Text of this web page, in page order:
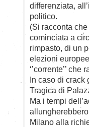
differenziata,
politico.
(Si racconta
cominciata a
rimpasto, di un
elezioni
‘’corrente’’
In caso di crack
Tragica di
Ma i tempi
Milano alla